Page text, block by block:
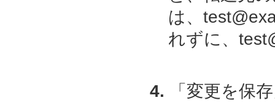
は、
れずに、
4. 「変更を保